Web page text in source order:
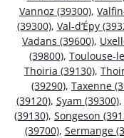
Vannoz (39300),
(39300), Val-d’Épy
Vadans (39600),
(39800), Toulouse-
Thoiria (39130),
(39290), Taxenne
(39120), Syam (39300),
(39130), Songeson
(39700), Sermange